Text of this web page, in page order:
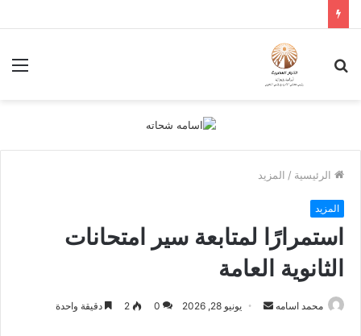
الرئيسية / المزيد
المزيد
استمرارًا لمتابعة سير امتحانات
الثانوية العامة
محمد اسامه
أرسل يونيو 28, 2026 0
2 دقيقة واحدة